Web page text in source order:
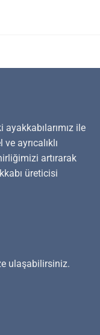
ile
ayrıcalıklı
artırarak
üreticisi
ulaşabilirsiniz.